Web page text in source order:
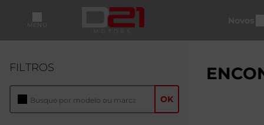
MENU
FILTROS
OK